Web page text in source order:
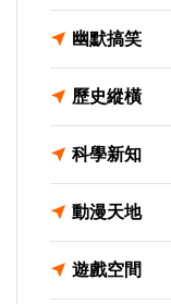
幽默搞笑
歷史縱橫
科學新知
動漫天地
遊戲空間